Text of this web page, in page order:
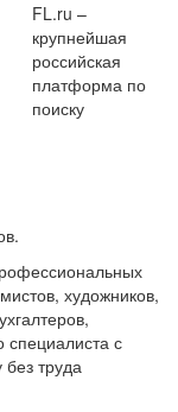
FL.ru –
крупнейшая
российская
платформа по
поиску
художников,
с
без труда